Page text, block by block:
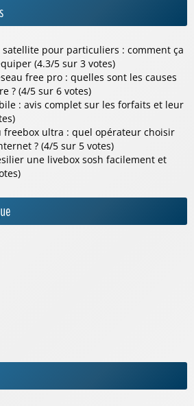
pour particuliers : comment ça
(4.3/5 sur 3 votes)
free pro : quelles sont les causes
? (4/5 sur 6 votes)
: avis complet sur les forfaits et leur
freebox ultra : quel opérateur choisir
? (4/5 sur 5 votes)
une livebox sosh facilement et